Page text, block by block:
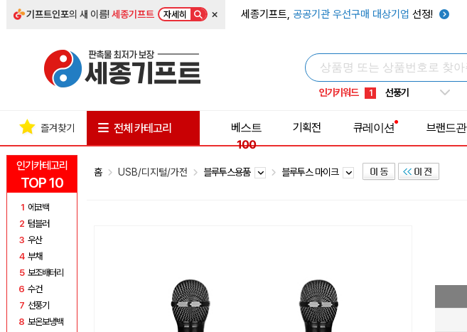
기프트인포의 새 이름!세종기프트 자세히 × 세종기프트, 공공기관 우선구매 대상기업 선정!
인기키워드
1 선풍기
2 부채
4 보온보냉백
6 우산
인기카테고리
TOP 10
1 에코백
2 텀블러
3 우산
4 부채
5 보조배터리
6 수건
7 선풍기
8 보온보냉백
즐겨찾기 전체 카테고리
베스트
100
기획전 큐레이션 브랜드관
홈 USB/디지털/가전 블루투스용품 블루투스 마이크